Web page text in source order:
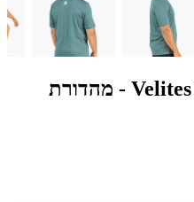
חולצת Velites HOLO T-Shirt - מהדורת